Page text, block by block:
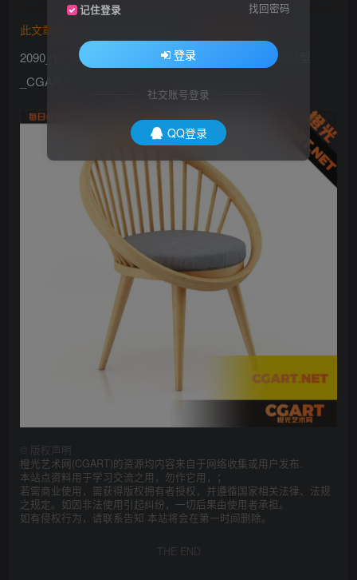
此文章由
2090_19_现代实木板凳模型 家具桌椅模型_免费3D模型
_CGART
版权声明
橙光艺术网(CGART)的资源均内容来自于网络收集或用户发布.
本站点资料用于学习交流之用，勿作它用，；
若需商业使用，需获得版权拥有者授权，并遵循国家相关法律、法规
之规定。如因非法使用引起纠纷，一切后果由使用者承担。
如有侵权行为，请联系告知 本站将会在第一时间删除。
THE END
记住登录 找回密码
登录
社交账号登录
QQ登录